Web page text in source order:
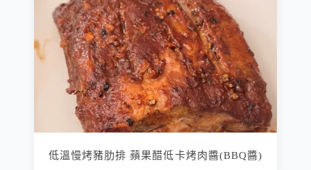
低溫慢烤豬肋排 蘋果醋低卡烤肉醬(BBQ醬)